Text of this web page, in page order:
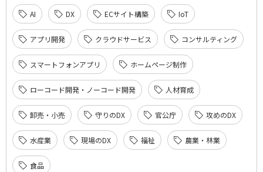
AI DX ECサイト構築 IoT
アプリ開発 クラウドサービス コンサルティング
スマートフォンアプリ ホームページ制作
ローコード開発・ノーコード開発 人材育成
卸売・小売 守りのDX 官公庁 攻めのDX
水産業 現場のDX 福祉 農業・林業
食品